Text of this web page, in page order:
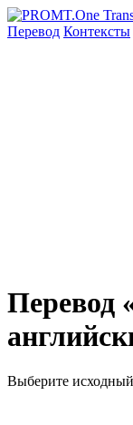
Перевод Контексты
Перевод
Выберите